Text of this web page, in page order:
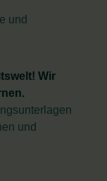
und
Wir
und